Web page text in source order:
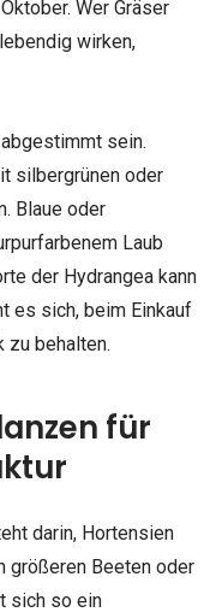
Wer Gräser
wirken,
sein.
silbergrünen oder
Blaue oder
Laub
der Hydrangea kann
es sich, beim Einkauf
zu behalten.
für
darin, Hortensien
größeren Beeten oder
sich so ein